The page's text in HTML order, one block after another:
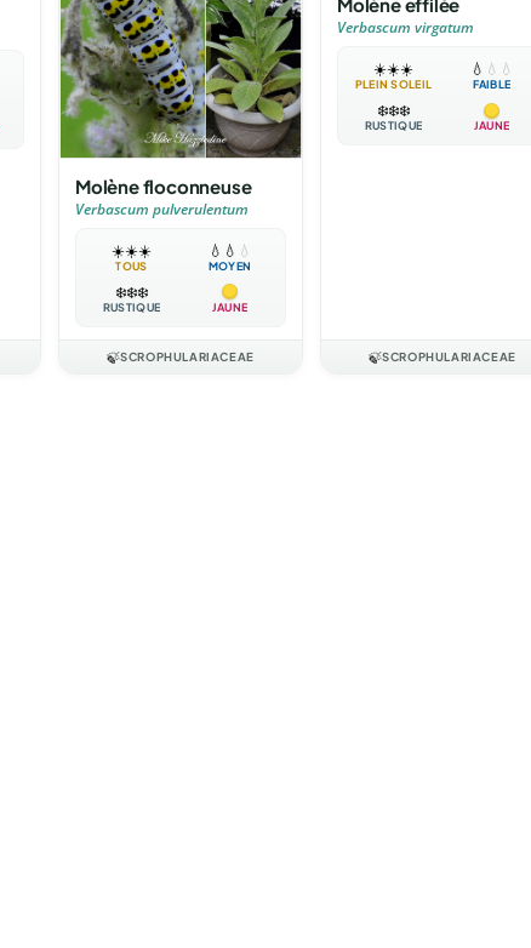
Molène floconneuse
Verbascum pulverulentum
☀️☀️☀️
TOUS
💧 💧 💧
MOYEN
❄️❄️❄️
RUSTIQUE JAUNE
🍃SCROPHULARIACEAE
Verbascum virgatum
☀️☀️☀️
PLEIN SOLEIL
💧 💧 💧
FAIBLE
❄️❄️❄️
RUSTIQUE JAUNE
🍃SCROPHULARIACEAE